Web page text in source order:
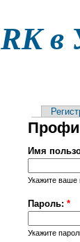
в
Имя
Укажите ваше
Пароль:*
Укажите